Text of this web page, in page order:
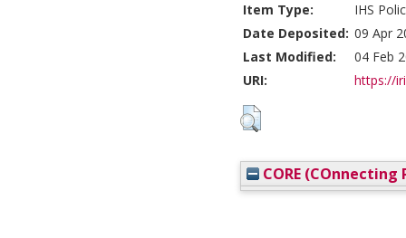
Item Type:
IHS
Date Deposited: 09 Apr
Last Modified:
04 Feb
URI:
https://
CORE (COnnecting